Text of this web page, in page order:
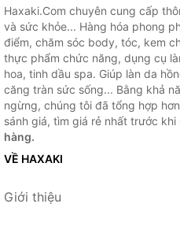
Haxaki.Com chuyên cung cấp
và sức khỏe... Hàng hóa phong
điểm, chăm sóc body, tóc, kem
thực phẩm chức năng, dụng cụ
hoa, tinh dầu spa. Giúp làn da
căng tràn sức sống... Bằng khả
ngừng, chúng tôi đã tổng hợp
sánh giá, tìm giá rẻ nhất trước khi
hàng.
VỀ HAXAKI
Giới thiệu